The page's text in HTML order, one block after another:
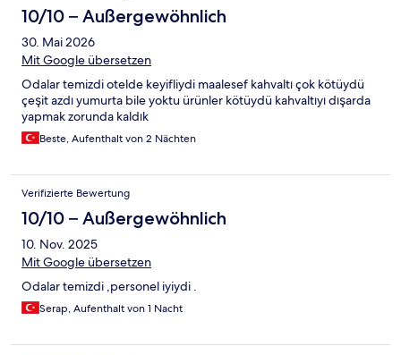
10/10 – Außergewöhnlich
30. Mai 2026
Mit Google übersetzen
Odalar temizdi otelde keyifliydi maalesef kahvaltı çok kötüydü
çeşit azdı yumurta bile yoktu ürünler kötüydü kahvaltıyı dışarda
yapmak zorunda kaldık
Beste, Aufenthalt von 2 Nächten
Verifizierte Bewertung
10/10 – Außergewöhnlich
10. Nov. 2025
Mit Google übersetzen
Odalar temizdi ,personel iyiydi .
Serap, Aufenthalt von 1 Nacht